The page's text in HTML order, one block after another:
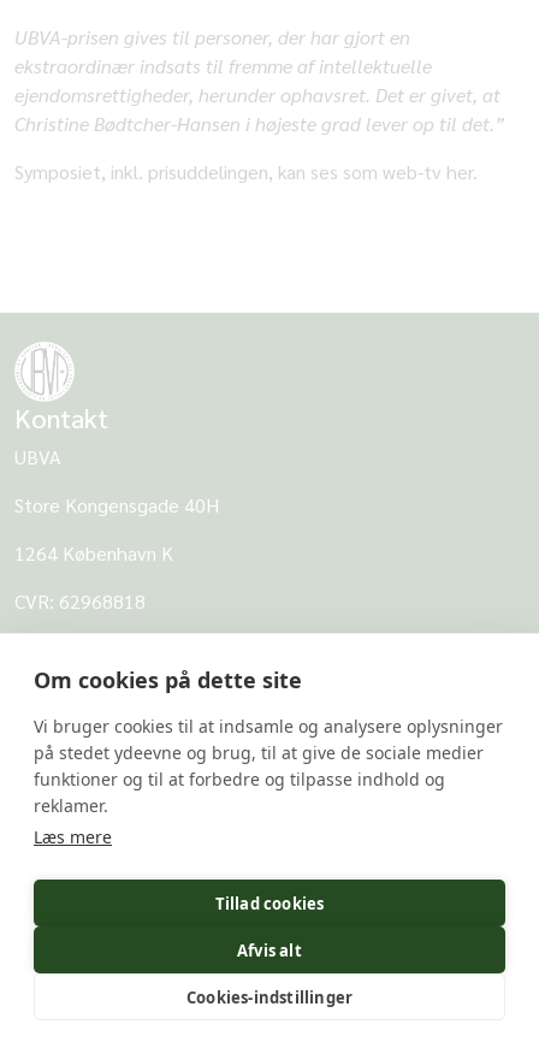
Om cookies på dette site
Vi bruger cookies til at indsamle og analysere oplysninger
på stedet ydeevne og brug, til at give de sociale medier
funktioner og til at forbedre og tilpasse indhold og
reklamer.
Læs mere
Tillad cookies
Afvis alt
Cookies-indstillinger
UBVA-prisen gives til personer, der har gjort en
ekstraordinær indsats til fremme af intellektuelle
ejendomsrettigheder, herunder ophavsret. Det er givet, at
Christine Bødtcher-Hansen i højeste grad lever op til det.”
Symposiet, inkl. prisuddelingen, kan ses som web-tv her.
Kontakt
UBVA
Store Kongensgade 40H
1264 København K
CVR: 62968818
Om UBVA
Persondatapolitik for UBVA
Disclaimer - Brug af hjemmesiden
Undersider
UBVA's svarbank
Forskerportalen
Undervis Lovligt